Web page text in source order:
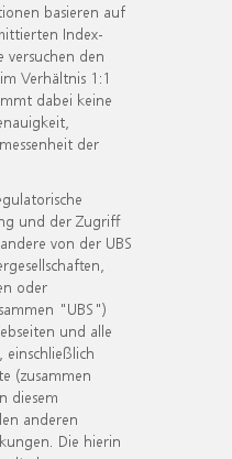
basieren auf
Index-
versuchen den
Verhältnis 1:1
dabei keine
der
und der Zugriff
von der UBS
oder
"UBS")
und alle
(zusammen
diesem
anderen
Die hierin